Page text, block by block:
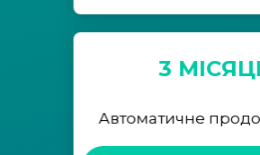
3 МІСЯЦІ
Автоматичне